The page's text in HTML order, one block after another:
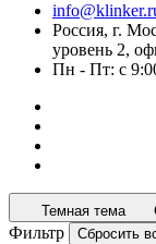
Россия, г.
уровень 2,
Пн - Пт: с
Темная тема
Фильтр Сбросить